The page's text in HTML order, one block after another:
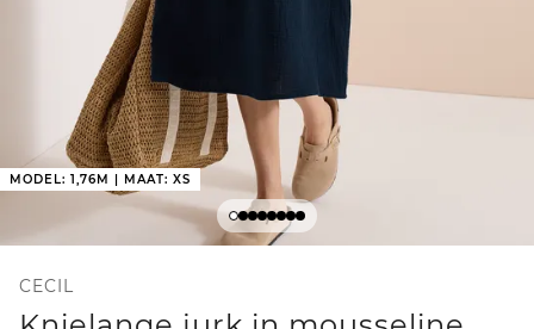
MODEL: 1,76M | MAAT: XS
CECIL